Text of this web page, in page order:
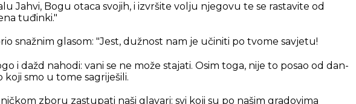
Jahvi, Bogu otaca svojih, i izvršite volju njegovu te se rastavite od
tuđinki."
snažnim glasom: "Jest, dužnost nam je učiniti po tvome savjetu!
i dažd nahodi: vani se ne može stajati. Osim toga, nije to posao od dan-
koji smo u tome sagriješili.
zboru zastupati naši glavari: svi koji su po našim gradovima